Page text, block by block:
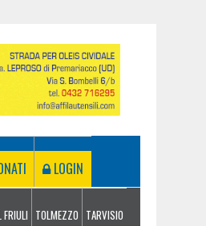
LOGIN
FRIULI TOLMEZZO TARVISIO